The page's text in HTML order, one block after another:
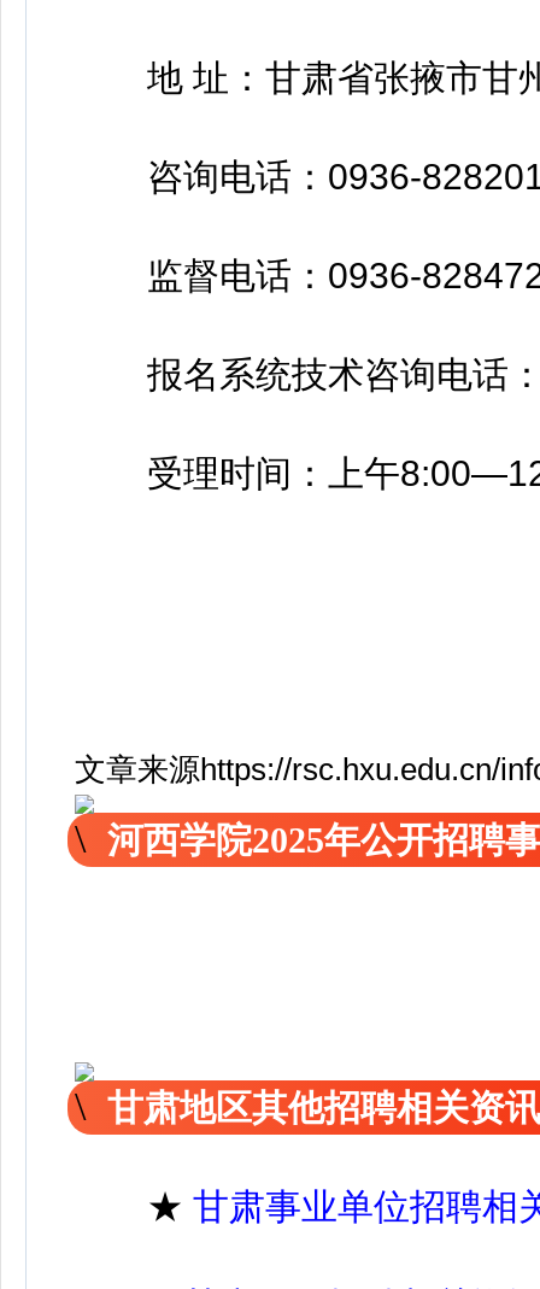
地 址：甘肃省张掖市甘
咨询电话：0936-
监督电话：0936-
报名系统技术咨询电话
受理时间：上午
文章来源https://rsc.hxu.edu.cn/
河西学院2025年公开招聘
甘肃地区其他招聘相关资
★ 甘肃事业单位招聘相